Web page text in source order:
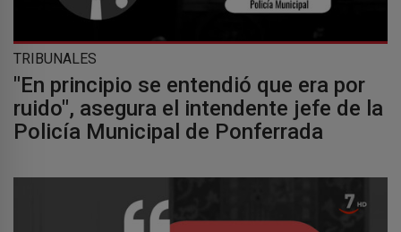
TRIBUNALES
"En principio se entendió que era por
ruido", asegura el intendente jefe de la
Policía Municipal de Ponferrada